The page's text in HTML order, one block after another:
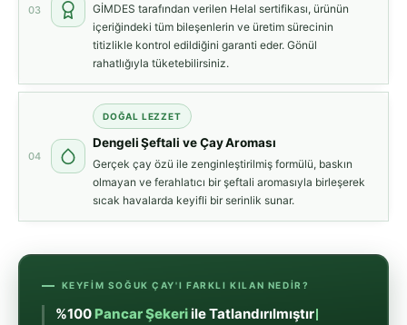
03
GİMDES tarafından verilen Helal sertifikası, ürünün
içeriğindeki tüm bileşenlerin ve üretim sürecinin
titizlikle kontrol edildiğini garanti eder. Gönül
rahatlığıyla tüketebilirsiniz.
04
DOĞAL LEZZET
Dengeli Şeftali ve Çay Aroması
Gerçek çay özü ile zenginleştirilmiş formülü, baskın
olmayan ve ferahlatıcı bir şeftali aromasıyla birleşerek
sıcak havalarda keyifli bir serinlik sunar.
KEYFIM SOĞUK ÇAY'I FARKLI KILAN NEDIR?
%100Pancar Şekeriile Tatlandırılmıştır